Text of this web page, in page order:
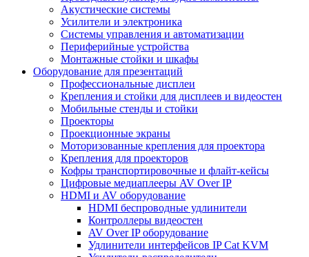
Акустические системы
Усилители и электроника
Системы управления и автоматизации
Периферийные устройства
Монтажные стойки и шкафы
Оборудование для презентаций
Профессиональные дисплеи
Крепления и стойки для дисплеев и видеостен
Мобильные стенды и стойки
Проекторы
Проекционные экраны
Моторизованные крепления для проектора
Крепления для проекторов
Кофры транспортировочные и флайт-кейсы
Цифровые медиаплееры AV Over IP
HDMI и AV оборудование
HDMI беспроводные удлинители
Контроллеры видеостен
AV Over IP оборудование
Удлинители интерфейсов IP Cat KVM